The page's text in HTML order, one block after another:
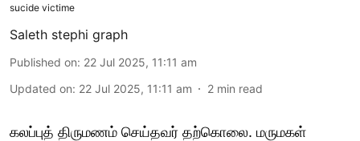
sucide victime
Saleth stephi graph
Published on: 22 Jul 2025, 11:11 am
Updated on: 22 Jul 2025, 11:11 am 2 min read
கலப்புத் திருமணம் செய்தவர் தற்கொலை. மருமகள்